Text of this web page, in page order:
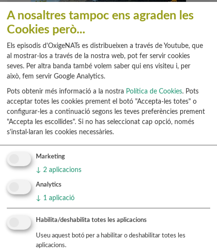
Programa SOCC. Seguim els ocells!
A nosaltres tampoc ens agraden les
Cookies però...
Els episodis d'OxigeNATs es distribueixen a través de Youtube, que
al mostrar-los a través de la nostra web, pot fer servir cookies
seves. Per altra banda també volem saber qui ens visiteu i, per
això, fem servir Google Analytics.
Pots obtenir més informació a la nostra Política de Cookies. Pots
acceptar totes les cookies prement el botó "Accepta-les totes" o
configurar-les a continuació segons les teves preferències prement
"Accepta les escollides". Si no has seleccionat cap opció, només
s'instal·laran les cookies necessàries.
Marketing
↓ 2 aplicacions
Analytics
↓ 1 aplicació
Habilita/deshabilita totes les aplicacions
Useu aquest botó per a habilitar o deshabilitar totes les
aplicacions.